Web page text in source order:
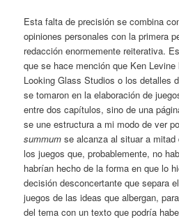
Esta falta de precisión se combina
opiniones personales con la primera
redacción enormemente reiterativa.
que se hace mención que Ken
Looking Glass Studios o los detalles
se tomaron en la elaboración de
entre dos capítulos, sino de una
se une estructura a mi modo de ver
summum se alcanza al situar a
los juegos que, probablemente, no
habrían hecho de la forma en que lo
decisión desconcertante que separa
juegos de las ideas que albergan,
del tema con un texto que podría